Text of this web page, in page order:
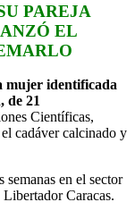
PAREJA
EL
mujer identificada
de 21
Científicas,
cadáver calcinado y
semanas en el sector
Caracas.